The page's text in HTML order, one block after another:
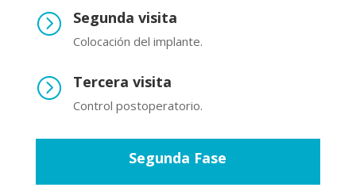
= Segunda visita
Colocación del implante.
= Tercera visita
Control postoperatorio.
Segunda Fase